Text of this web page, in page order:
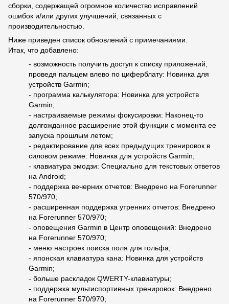
сборки, содержащей огромное количество исправлений
ошибок и/или других улучшений, связанных с
производительностью.
Ниже приведен список обновлений с примечаниями.
Итак, что добавлено:
- возможность получить доступ к списку приложений,
проведя пальцем влево по циферблату: Новинка для
устройств Garmin;
- программа калькулятора: Новинка для устройств
Garmin;
- настраиваемые режимы фокусировки: Наконец-то
долгожданное расширение этой функции с момента ее
запуска прошлым летом;
- редактирование для всех предыдущих тренировок в
силовом режиме: Новинка для устройств Garmin;
- клавиатура эмодзи: Специально для текстовых ответов
на Android;
- поддержка вечерних отчетов: Внедрено на Forerunner
570/970;
- расширенная поддержка утренних отчетов: Внедрено
на Forerunner 570/970;
- оповещения Garmin в Центр оповещений: Внедрено
на Forerunner 570/970;
- меню настроек поиска поля для гольфа;
- японская клавиатура кана: Новинка для устройств
Garmin;
- больше раскладок QWERTY-клавиатуры;
- поддержка мультиспортивных тренировок: Внедрено
на Forerunner 570/970;